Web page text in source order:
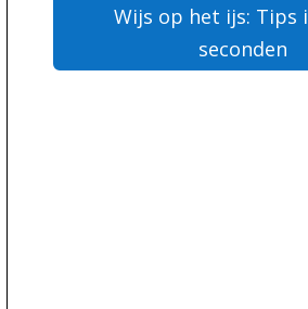
Wijs op het ijs: Tips
seconden